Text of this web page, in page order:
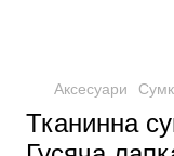
Аксесуари
Тканинна